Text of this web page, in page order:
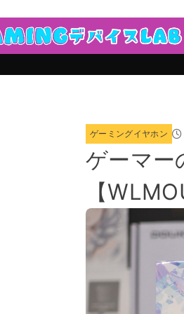
ゲーミングイヤホン
ゲーマー
【